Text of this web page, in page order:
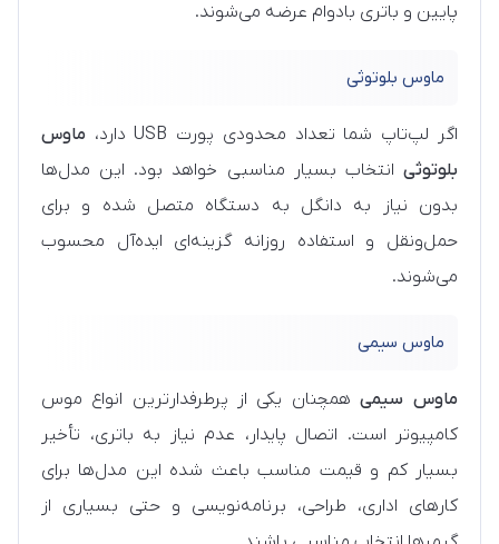
پایین و باتری بادوام عرضه می‌شوند.
ماوس بلوتوثی
اگر لپ‌تاپ شما تعداد محدودی پورت USB دارد،
ماوس
بلوتوثی انتخاب بسیار مناسبی خواهد بود. این مدل‌ها
بدون نیاز به دانگل به دستگاه متصل شده و برای
حمل‌ونقل و استفاده روزانه گزینه‌ای ایده‌آل محسوب
می‌شوند.
ماوس سیمی
ماوس سیمی همچنان یکی از پرطرفدارترین انواع موس
کامپیوتر است. اتصال پایدار، عدم نیاز به باتری، تأخیر
بسیار کم و قیمت مناسب باعث شده این مدل‌ها برای
کارهای اداری، طراحی، برنامه‌نویسی و حتی بسیاری از